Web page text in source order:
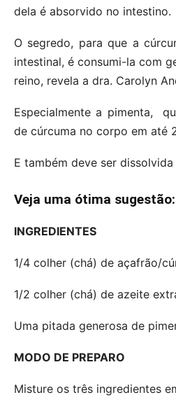
dela é absorvido no intestino.
O segredo, para que a
intestinal, é consumi-la com
reino, revela a dra. Carolyn
Especialmente a pimenta,
de cúrcuma no corpo em até
E também deve ser
Veja uma ótima sugestão:
INGREDIENTES
1/4 colher (chá) de açafrão/
1/2 colher (chá) de azeite
Uma pitada generosa de
MODO DE PREPARO
Misture os três ingredientes